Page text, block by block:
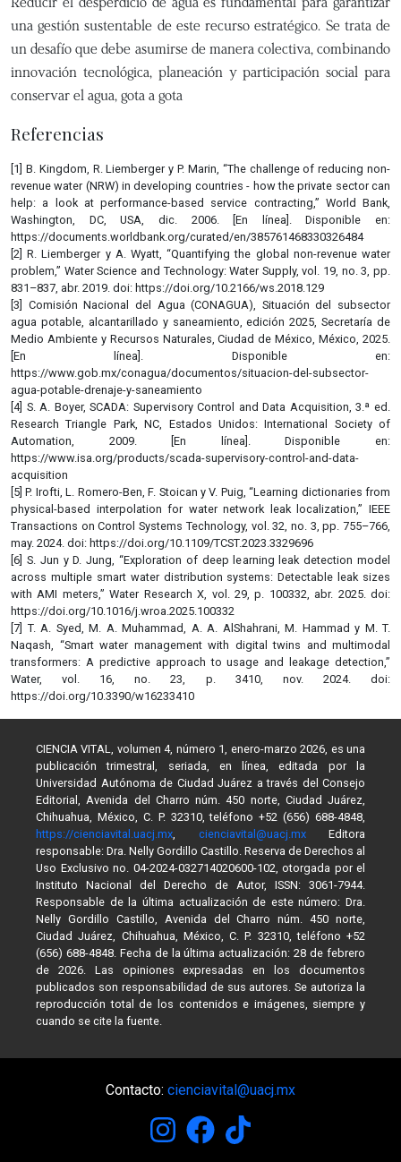
una gestión sustentable de este recurso estratégico. Se trata de
un desafío que debe asumirse de manera colectiva, combinando
innovación tecnológica, planeación y participación social para
conservar el agua, gota a gota
Referencias
[1] B. Kingdom, R. Liemberger y P. Marin, “The challenge of reducing non-
revenue water (NRW) in developing countries - how the private sector can
help: a look at performance-based service contracting,” World Bank,
Washington, DC, USA, dic. 2006. [En línea]. Disponible en:
https://documents.worldbank.org/curated/en/385761468330326484
[2] R. Liemberger y A. Wyatt, “Quantifying the global non-revenue water
problem,” Water Science and Technology: Water Supply, vol. 19, no. 3, pp.
831–837, abr. 2019. doi: https://doi.org/10.2166/ws.2018.129
[3] Comisión Nacional del Agua (CONAGUA), Situación del subsector
agua potable, alcantarillado y saneamiento, edición 2025, Secretaría de
Medio Ambiente y Recursos Naturales, Ciudad de México, México, 2025.
[En línea]. Disponible en:
https://www.gob.mx/conagua/documentos/situacion-del-subsector-
agua-potable-drenaje-y-saneamiento
[4] S. A. Boyer, SCADA: Supervisory Control and Data Acquisition, 3.ª ed.
Research Triangle Park, NC, Estados Unidos: International Society of
Automation, 2009. [En línea]. Disponible en:
https://www.isa.org/products/scada-supervisory-control-and-data-
acquisition
[5] P. Irofti, L. Romero-Ben, F. Stoican y V. Puig, “Learning dictionaries from
physical-based interpolation for water network leak localization,” IEEE
Transactions on Control Systems Technology, vol. 32, no. 3, pp. 755–766,
may. 2024. doi: https://doi.org/10.1109/TCST.2023.3329696
[6] S. Jun y D. Jung, “Exploration of deep learning leak detection model
across multiple smart water distribution systems: Detectable leak sizes
with AMI meters,” Water Research X, vol. 29, p. 100332, abr. 2025. doi:
https://doi.org/10.1016/j.wroa.2025.100332
[7] T. A. Syed, M. A. Muhammad, A. A. AlShahrani, M. Hammad y M. T.
Naqash, “Smart water management with digital twins and multimodal
transformers: A predictive approach to usage and leakage detection,”
Water, vol. 16, no. 23, p. 3410, nov. 2024. doi:
https://doi.org/10.3390/w16233410
CIENCIA VITAL, volumen 4, número 1, enero-marzo 2026, es una
publicación trimestral, seriada, en línea, editada por la
Universidad Autónoma de Ciudad Juárez a través del Consejo
Editorial, Avenida del Charro núm. 450 norte, Ciudad Juárez,
Chihuahua, México, C. P. 32310, teléfono +52 (656) 688-4848,
https://cienciavital.uacj.mx
cienciavital@uacj.mxEditora
responsable: Dra. Nelly Gordillo Castillo. Reserva de Derechos al
Uso Exclusivo no. 04-2024-032714020600-102, otorgada por el
Instituto Nacional del Derecho de Autor, ISSN: 3061-7944.
Responsable de la última actualización de este número: Dra.
Nelly Gordillo Castillo, Avenida del Charro núm. 450 norte,
Ciudad Juárez, Chihuahua, México, C. P. 32310, teléfono +52
(656) 688-4848. Fecha de la última actualización: 28 de febrero
de 2026. Las opiniones expresadas en los documentos
publicados son responsabilidad de sus autores. Se autoriza la
reproducción total de los contenidos e imágenes, siempre y
cuando se cite la fuente.
Contacto: cienciavital@uacj.mx